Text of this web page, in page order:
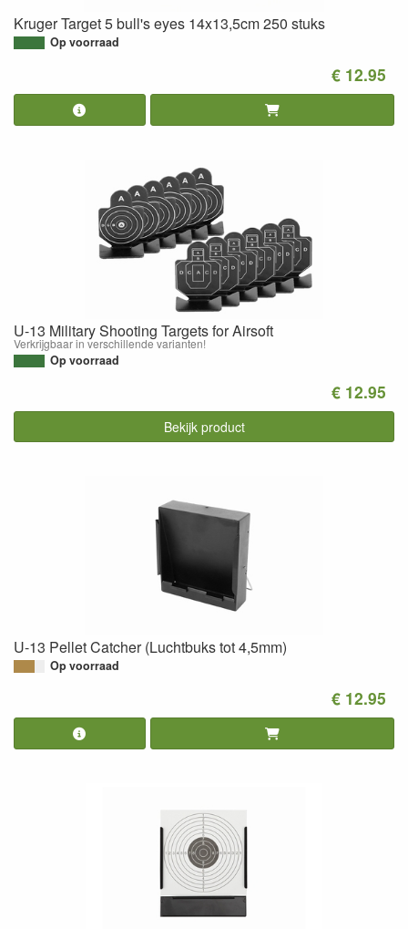
Kruger Target 5 bull's eyes 14x13,5cm 250 stuks
Op voorraad
€ 12.95
U-13 Military Shooting Targets for Airsoft
Verkrijgbaar in verschillende varianten!
Op voorraad
€ 12.95
Bekijk product
U-13 Pellet Catcher (Luchtbuks tot 4,5mm)
Op voorraad
€ 12.95